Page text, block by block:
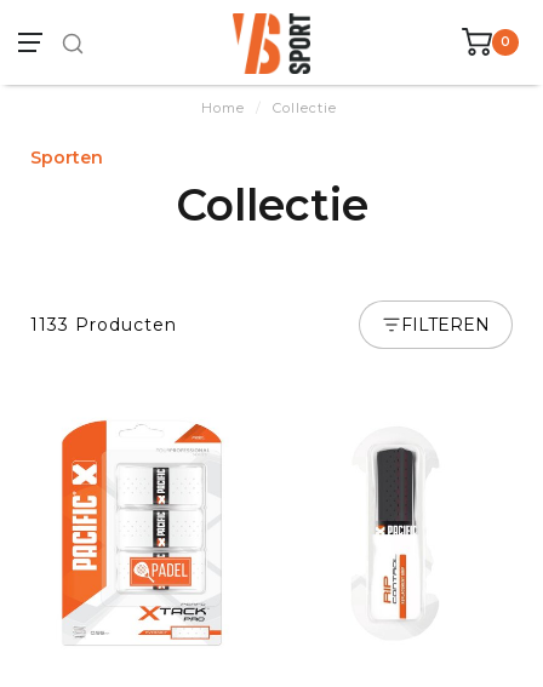
0
Home / Collectie
Sporten
Collectie
1133 Producten FILTEREN